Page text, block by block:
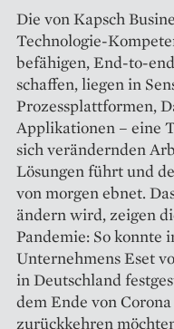
Die von Kapsch
Technologie-
befähigen, End-to-
schaffen, liegen in
Prozessplattformen,
Applikationen – eine
sich verändernden
Lösungen führt und
von morgen ebnet.
ändern wird, zeigen
Pandemie: So konnte
Unternehmens Eset
in Deutschland
dem Ende von
zurückkehren